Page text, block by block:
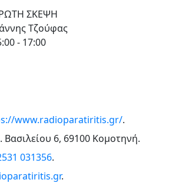
ΣΚΕΨΗ
Τζούφας
- 17:00
www.radioparatiritis.gr/.
6, 69100 Κομοτηνή.
031356.
.